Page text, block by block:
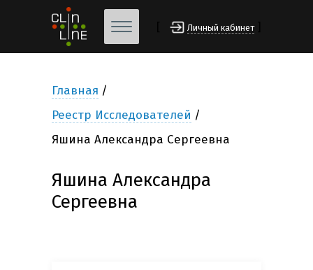
Личный кабинет
Главная
Реестр Исследователей
Яшина Александра Сергеевна
Яшина Александра
Сергеевна